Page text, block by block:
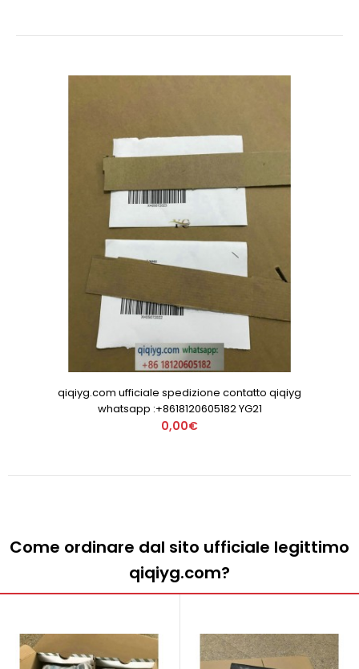
qiqiyg.com ufficiale spedizione contatto qiqiyg
whatsapp :+8618120605182 YG21
0,00€
Come ordinare dal sito ufficiale legittimo
qiqiyg.com?